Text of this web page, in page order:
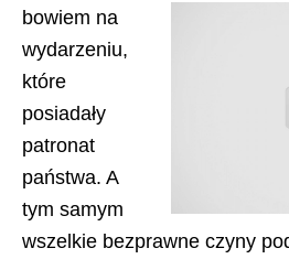
bowiem na
wydarzeniu,
które
posiadały
patronat
państwa. A
tym samym
wszelkie bezprawne czyny